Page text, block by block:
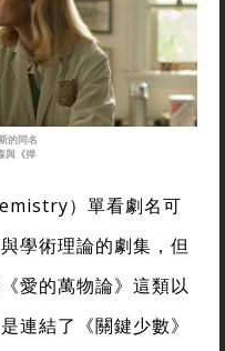
的同名
與《捍
）單看劇名可
學術理論的劇集，但
愛的萬物論》這類以
連結了《關鍵少數》